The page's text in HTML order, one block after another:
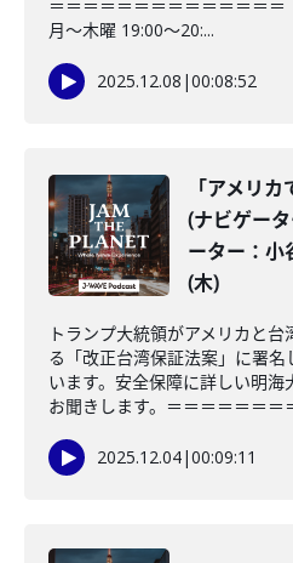
＝＝＝＝＝＝＝＝＝＝＝＝＝＝
月～木曜 19:00～20:...
2025.12.08 |00:08:52
「アメリ
(ナビゲー
ーター：小
(木)
トランプ大統領がアメリカと
る「改正台湾保証法案」に署
います。安全保障に詳しい明
お聞きします。＝＝＝＝＝＝＝
2025.12.04|00:09:11